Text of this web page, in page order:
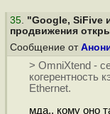
35. "Google, SiFive
продвижения
Сообщение от
> OmniXtend -
когерентность
Ethernet.
мда.. кому оно